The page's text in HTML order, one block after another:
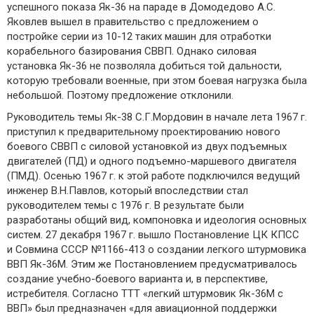
успешного показа Як-36 на параде в Домодедово А.С.
Яковлев вышел в правительство с предложением о
постройке серии из 10-12 таких машин для отработки
корабельного базирования СВВП. Однако силовая
установка Як-36 не позволяла добиться той дальности,
которую требовали военные, при этом боевая нагрузка была
небольшой. Поэтому предложение отклонили.
Руководитель темы Як-38 С.Г.Мордовин в начале лета 1967 г.
приступил к предварительному проектированию нового
боевого СВВП с силовой установкой из двух подъемных
двигателей (ПД) и одного подъемно-маршевого двигателя
(ПМД). Осенью 1967 г. к этой работе подключился ведущий
инженер В.H.Павлов, который впоследствии стал
руководителем темы с 1976 г. В результате были
разработаны общий вид, компоновка и идеология основных
систем. 27 декабря 1967 г. вышло Постановление ЦК КПСС
и Совмина СССР №1166-413 о создании легкого штурмовика
ВВП Як-36М. Этим же Постановлением предусматривалось
создание учебно-боевого варианта и, в перспективе,
истребителя. Согласно ТТТ «легкий штурмовик Як-36М с
ВВП» был предназначен «для авиационной поддержки